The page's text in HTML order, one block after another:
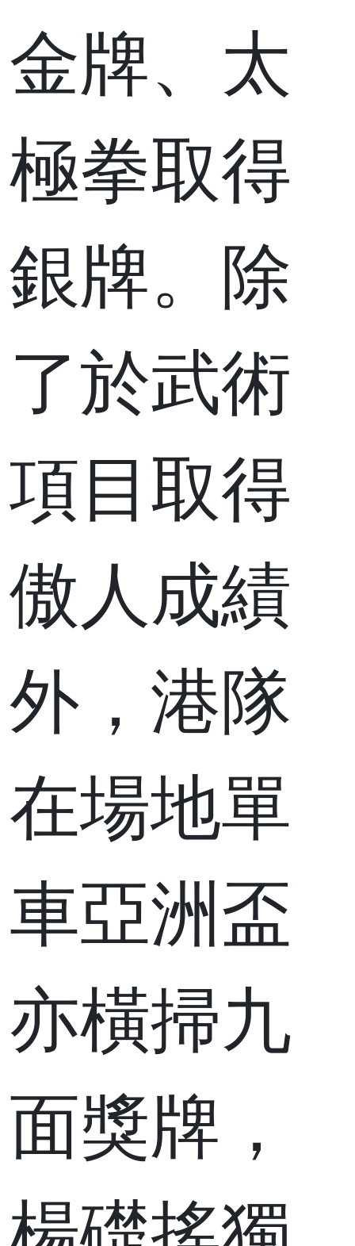
金牌、太
極拳取得
銀牌。除
了於武術
項目取得
傲人成績
外，港隊
在場地單
車亞洲盃
亦橫掃九
面獎牌，